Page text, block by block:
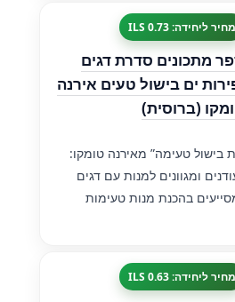
מחיר ליחידה: 0.73 ILS
מתכונים סדרת דגים
ים בישול טעים אירנה
(ברוסית)
בישול טעימה” מאירנה טומקו:
ומגוונים למנות עם דגים
בהכנת מנות טעימות
מחיר ליחידה: 0.63 ILS